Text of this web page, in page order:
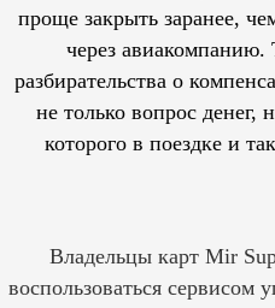
проще закрыть заранее,
через авиакомпанию.
разбирательства о
не только вопрос денег,
которого в поездке и
Владельцы карт Mir
воспользоваться сервисом